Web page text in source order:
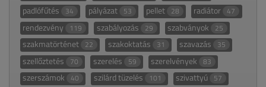
padlófűtés 34 pályázat 53 pellet 28 radiátor 47
rendezvény 119 szabályozás 29 szabványok 25
szakmatörténet 22 szakoktatás 31 szavazás 35
szellőztetés 70 szerelés 59 szerelvények 83
szerszámok 40 szilárd tüzelés 101 szivattyú 57